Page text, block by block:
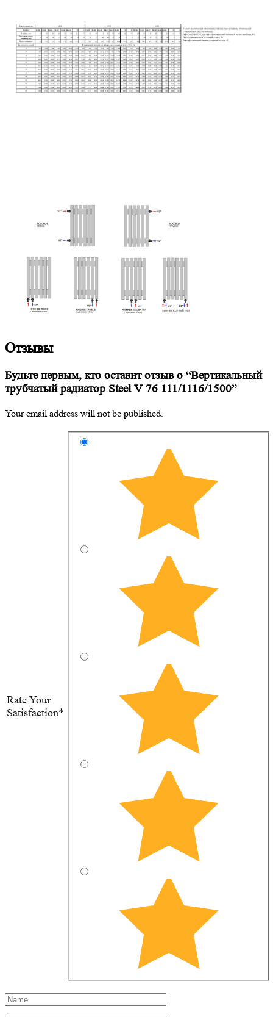
Отзывы
Будьте первым, кто оставит отзыв о “Вертикальный
трубчатый радиатор Steel V 76 111/1116/1500”
Your email address will not be published.
Rate Your
Satisfaction*